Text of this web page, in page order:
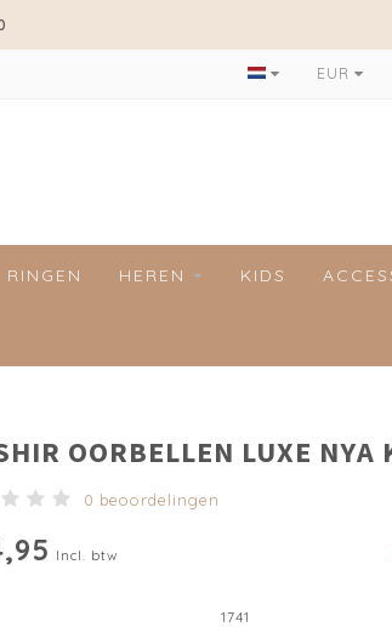
Achteraf betalen
EUR
RINGEN HEREN KIDS
OORBELLEN LUXE NYA
0 beoordelingen
Incl. btw
1741